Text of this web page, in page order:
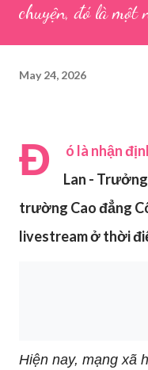
chuyện, đó là một
May 24, 2026
Đ
ó là nhận
Lan -
trường Cao đẳng
livestream ở thời
Hiện nay, mạng xã